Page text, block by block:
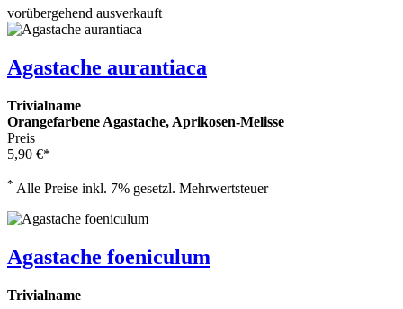
vorübergehend ausverkauft
Agastache aurantiaca
Trivialname
Orangefarbene Agastache, Aprikosen-Melisse
Preis
5,90 €*
* Alle Preise inkl. 7% gesetzl. Mehrwertsteuer
Agastache foeniculum
Trivialname